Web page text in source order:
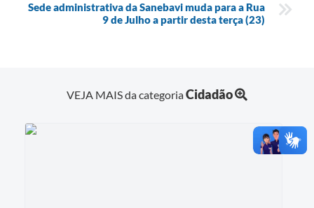
Sede administrativa da Sanebavi muda para a Rua
9 de Julho a partir desta terça (23)
VEJA MAIS da categoriaCidadão